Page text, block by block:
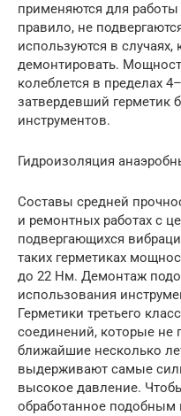
применяются для
правило, не
используются в случаях,
демонтировать.
колеблется в пределах
затвердевший герметик
инструментов.
Гидроизоляция
Составы средней
и ремонтных работах с
подвергающихся
таких герметиках
до 22 Нм. Демонтаж
использования
Герметики третьего
соединений, которые не
ближайшие несколько
выдерживают самые
высокое давление.
обработанное подобным